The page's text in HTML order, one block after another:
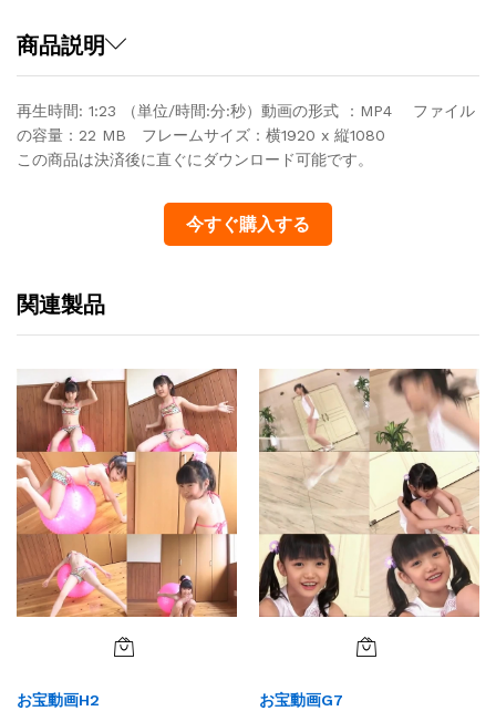
商品説明
再生時間: 1:23 （単位/時間:分:秒）動画の形式 ：MP4 ファイル
の容量：22 MB フレームサイズ：横1920 x 縦1080
この商品は決済後に直ぐにダウンロード可能です。
今すぐ購入する
関連製品
お宝動画H2 お宝動画G7